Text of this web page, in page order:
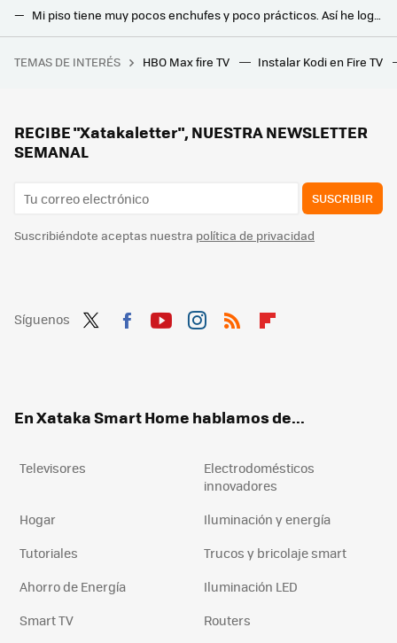
Mi piso tiene muy pocos enchufes y poco prácticos. Así he logrado tener más tomas organizadas por poco dinero
Llevo toda la vida usando regletas en casa. Acabo de descubrir esta alternativa y ya no puedo vivir sin ella
¿Te ha multado ese radar? Así puedes consultarlo rápidamente desde tu móvil
TEMAS DE INTERÉS HBO Max fire TV Instalar Kodi en Fire TV
RECIBE "Xatakaletter", NUESTRA NEWSLETTER
SEMANAL
SUSCRIBIR
Suscribiéndote aceptas nuestra política de privacidad
Síguenos
En Xataka Smart Home hablamos de...
Televisores
Electrodomésticos
innovadores
Hogar
Iluminación y energía
Tutoriales
Trucos y bricolaje smart
Ahorro de Energía
Iluminación LED
Smart TV
Routers